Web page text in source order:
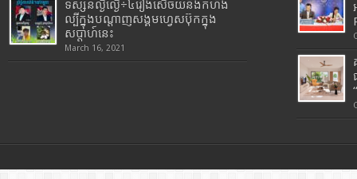
ទស្សនល្ងីល្ងើ÷៤រឿងសើចយំនិងកំហឹង
ល្បីក្នុងបណ្តាញសង្គមហ្វេសប៊ុកក្នុង
សប្តាហ៍នេះ
March 16, 2021